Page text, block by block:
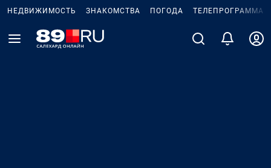
НЕДВИЖИМОСТЬ ЗНАКОМСТВА ПОГОДА ТЕЛЕПРОГРАММА